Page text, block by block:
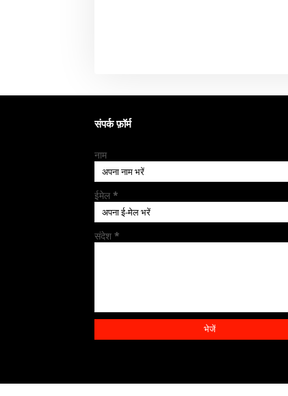
संपर्क फ़ॉर्म
नाम
ईमेल *
संदेश *